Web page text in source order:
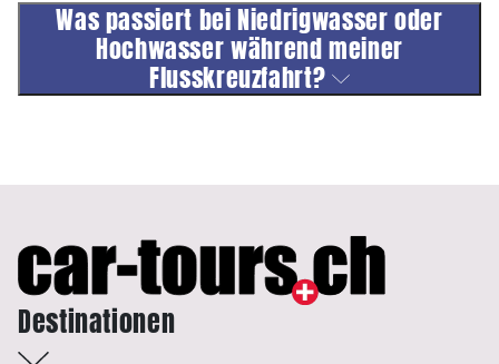
Was passiert bei Niedrigwasser oder
Hochwasser während meiner
Flusskreuzfahrt?
Destinationen